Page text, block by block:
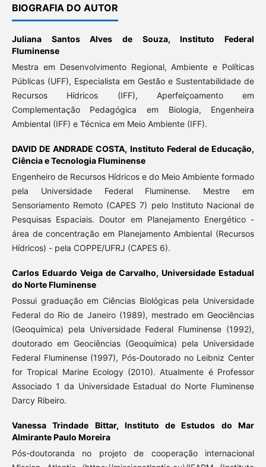
BIOGRAFIA DO AUTOR
Juliana Santos Alves de Souza,Instituto Federal
Fluminense
Mestra em Desenvolvimento Regional, Ambiente e Políticas
Públicas (UFF), Especialista em Gestão e Sustentabilidade de
Recursos Hídricos (IFF), Aperfeiçoamento em
Complementação Pedagógica em Biologia, Engenheira
Ambiental (IFF) e Técnica em Meio Ambiente (IFF).
DAVID DE ANDRADE COSTA, Instituto Federal de Educação,
Ciência e Tecnologia Fluminense
Engenheiro de Recursos Hídricos e do Meio Ambiente formado
pela Universidade Federal Fluminense. Mestre em
Sensoriamento Remoto (CAPES 7) pelo Instituto Nacional de
Pesquisas Espaciais. Doutor em Planejamento Energético -
área de concentração em Planejamento Ambiental (Recursos
Hídricos) - pela COPPE/UFRJ (CAPES 6).
Carlos Eduardo Veiga de Carvalho,Universidade Estadual
do Norte Fluminense
Possui graduação em Ciências Biológicas pela Universidade
Federal do Rio de Janeiro (1989), mestrado em Geociências
(Geoquímica) pela Universidade Federal Fluminense (1992),
doutorado em Geociências (Geoquímica) pela Universidade
Federal Fluminense (1997), Pós-Doutorado no Leibniz Center
for Tropical Marine Ecology (2010). Atualmente é Professor
Associado 1 da Universidade Estadual do Norte Fluminense
Darcy Ribeiro.
Vanessa Trindade Bittar, Instituto de Estudos do Mar
Almirante Paulo Moreira
Pós-doutoranda no projeto de cooperação internacional